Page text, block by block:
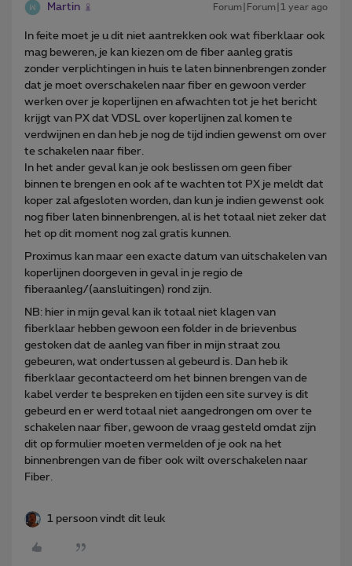
Martin Forum|Forum|1 year ago
In feite moet je u dit niet aantrekken ook wat fiberklaar ook
mag beweren, je kan kiezen om de fiber aanleg gratis
zonder verplichtingen in huis te laten binnenbrengen zonder
dat je moet overschakelen naar fiber en gewoon verder
werken over je koperlijnen en afwachten tot je het bericht
krijgt van PX dat VDSL over koperlijnen zal komen te
verdwijnen en dan heb je nog de tijd indien gewenst om over
te schakelen naar fiber.
In het ander geval kan je ook beslissen om geen fiber
binnen te brengen en ook af te wachten tot PX je meldt dat
koper zal afgesloten worden, dan kun je indien gewenst ook
nog fiber laten binnenbrengen, al is het totaal niet zeker dat
het op dit moment nog zal gratis kunnen.
Proximus kan maar een exacte datum van uitschakelen van
koperlijnen doorgeven in geval in je regio de
fiberaanleg/(aansluitingen) rond zijn.
NB: hier in mijn geval kan ik totaal niet klagen van
fiberklaar hebben gewoon een folder in de brievenbus
gestoken dat de aanleg van fiber in mijn straat zou
gebeuren, wat ondertussen al gebeurd is. Dan heb ik
fiberklaar gecontacteerd om het binnen brengen van de
kabel verder te bespreken en tijden een site survey is dit
gebeurd en er werd totaal niet aangedrongen om over te
schakelen naar fiber, gewoon de vraag gesteld omdat zijn
dit op formulier moeten vermelden of je ook na het
binnenbrengen van de fiber ook wilt overschakelen naar
Fiber.
1 persoon vindt dit leuk